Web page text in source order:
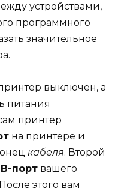
устройствами,
программного
значительное
выключен, а
питания
принтер
на принтере и
кабеля. Второй
порт вашего
этого вам